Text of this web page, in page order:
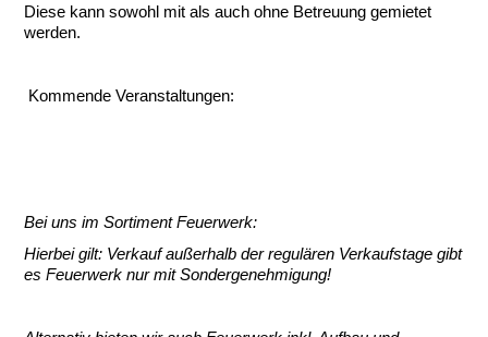
Diese kann sowohl mit als auch ohne Betreuung gemietet
werden.
Kommende Veranstaltungen:
Bei uns im Sortiment Feuerwerk:
Hierbei gilt: Verkauf außerhalb der regulären Verkaufstage gibt
es Feuerwerk nur mit Sondergenehmigung!